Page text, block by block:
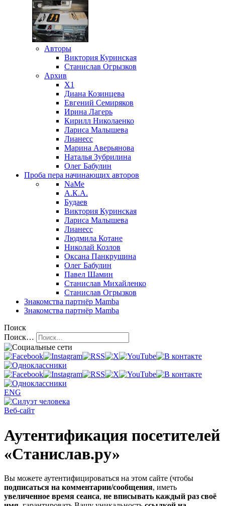
Авторы
Виктория Куринская
Станислав Огрызков
Архив
X1
Диана Козинцева
Евгений Семиряков
Ирина Лагерь
Кирилл Николаенко
Лариса Малышева
Лианесс
Марина Аверьянова
Наталья Зубрилина
Олег Бабулин
Проба пера начинающих авторов
NaMe
А.К.А.
Будаев
Виктория Куринская
Лариса Малышева
Лианесс
Людмила Котане
Николай Козлов
Оксана Панкрушина
Олег Бабулин
Павел Шамин
Станислав Михайленко
Станислав Огрызков
Знакомства партнёр Mamba
Знакомства партнёр Mamba
Поиск
Поиск…
ENG
Веб-сайт
Аутентификация посетителей
«Станислав.ру»
Вы можете аутентифицироваться на этом сайте (чтобы
подписаться на комментарии/сообщения, иметь
увеличенное время сеанса, не вписывать каждый раз своё